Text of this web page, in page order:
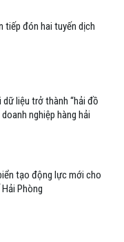
tiếp đón hai tuyến dịch
dữ liệu trở thành “hải đồ
nghiệp hàng hải
tạo động lực mới cho
Phòng